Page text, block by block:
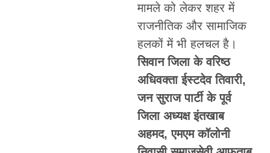
मामले को लेकर शहर में
राजनीतिक और सामाजिक
हलकों में भी हलचल है।
सिवान जिला के वरिष्ठ
अधिवक्ता ईस्टदेव तिवारी,
जन सुराज पार्टी के पूर्व
जिला अध्यक्ष इंतखाब
अहमद, एमएम कॉलोनी